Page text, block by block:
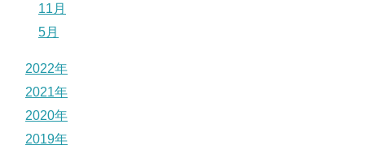
11月
5月
2022年
2021年
2020年
2019年